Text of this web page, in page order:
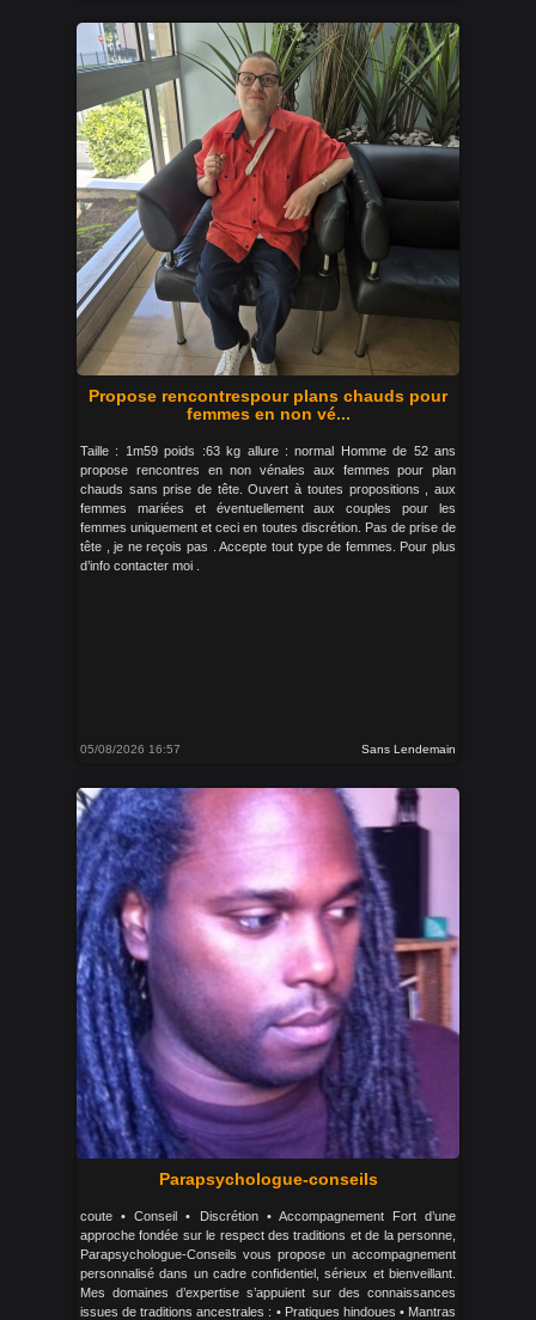
Propose rencontrespour plans chauds pour
femmes en non vé...
Taille : 1m59 poids :63 kg allure : normal Homme de 52 ans
propose rencontres en non vénales aux femmes pour plan
chauds sans prise de tête. Ouvert à toutes propositions , aux
femmes mariées et éventuellement aux couples pour les
femmes uniquement et ceci en toutes discrétion. Pas de prise de
tête , je ne reçois pas . Accepte tout type de femmes. Pour plus
d’info contacter moi .
05/08/2026 16:57 Sans Lendemain
Parapsychologue-conseils
coute • Conseil • Discrétion • Accompagnement Fort d’une
approche fondée sur le respect des traditions et de la personne,
Parapsychologue-Conseils vous propose un accompagnement
personnalisé dans un cadre confidentiel, sérieux et bienveillant.
Mes domaines d’expertise s’appuient sur des connaissances
issues de traditions ancestrales : • Pratiques hindoues • Mantras